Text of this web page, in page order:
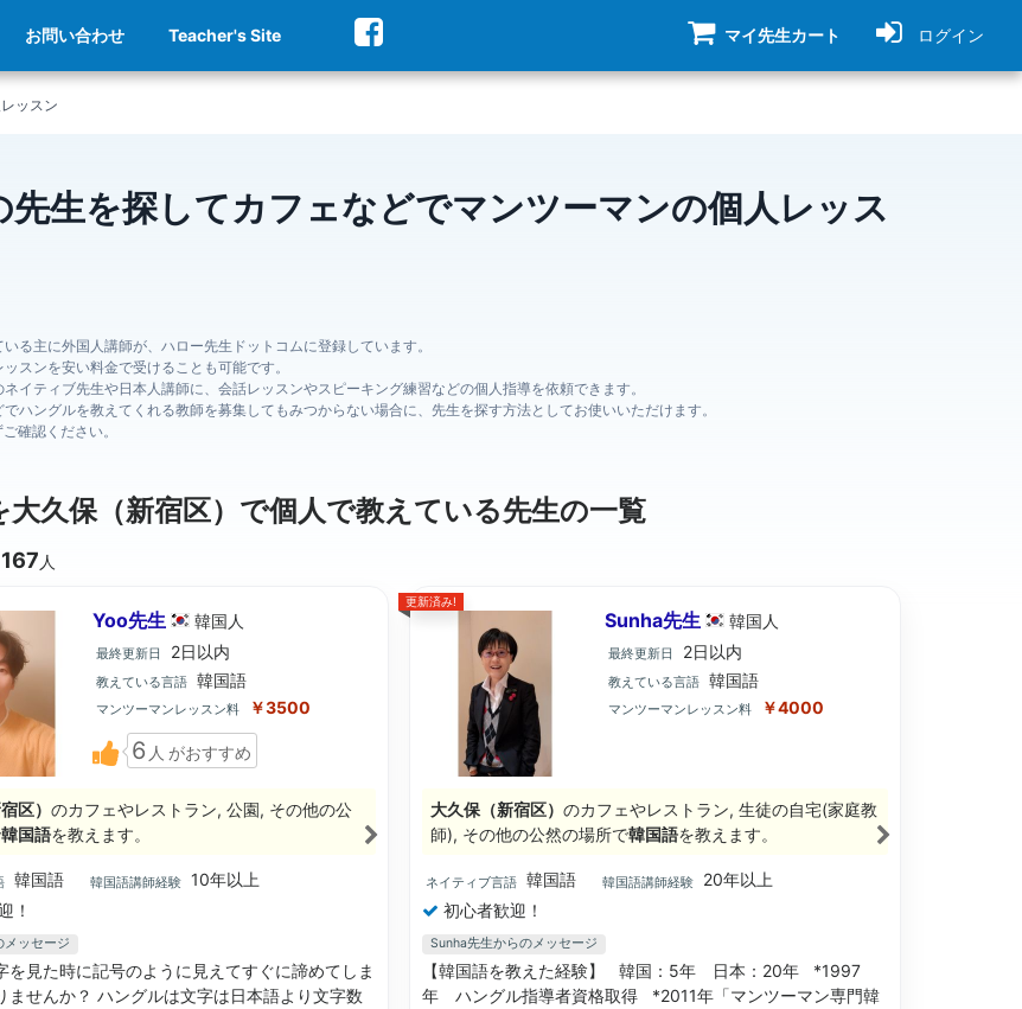
お問い合わせ Teacher's Site マイ先生カート ログイン
ッスン
先生を探してカフェなどでマンツーマンの個人レッス
る主に外国人講師が、ハロー先生ドットコムに登録しています。
スンを安い料金で受けることも可能です。
イティブ先生や日本人講師に、会話レッスンやスピーキング練習などの個人指導を依頼できます。
ハングルを教えてくれる教師を募集してもみつからない場合に、先生を探す方法としてお使いいただけます。
確認ください。
大久保（新宿区）で個人で教えている先生の一覧
167 人
Yoo先生 韓国 人
最終更新日 2日以内
教えている言語 韓国語
マンツーマンレッスン料 ￥3500
6 人 がおすすめ
区） のカフェやレストラン, 公園, その他の公
韓国語を教えます。
韓国語 韓国語講師経験
10年以上
！
メッセージ
を見た時に記号のように見えてすぐに諦めてしま
ませんか？ ハングルは文字は日本語より文字数
更新済み!
Sunha先生 韓国 人
最終更新日 2日以内
教えている言語 韓国語
マンツーマンレッスン料 ￥4000
大久保（新宿区） のカフェやレストラン, 生徒の自宅(家庭教
師), その他の公然の場所で韓国語を教えます。
ネイティブ言語 韓国語 韓国語講師経験
20年以上
初心者歓迎！
Sunha先生からのメッセージ
【韓国語を教えた経験】 韓国：5年 日本：20年 *1997
年 ハングル指導者資格取得 *2011年「マンツーマン専門韓